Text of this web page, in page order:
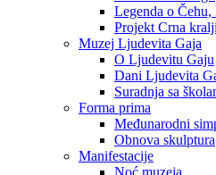
Legenda o
Projekt Crna
Muzej Ljudevita Gaja
O Ljudevitu Gaju
Dani Ljudevita
Suradnja sa
Forma prima
Međunarodni
Obnova skulptura
Manifestacije
Noć muzeja